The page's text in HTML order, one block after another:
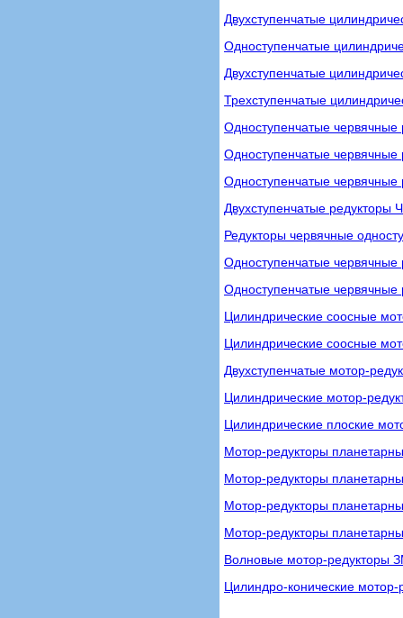
Двухступенчатые
Одноступенчатые
Двухступенчатые
Трехступенчатые
Одноступенчатые
Одноступенчатые
Одноступенчатые червячные
Двухступенчатые редукторы
Редукторы червячные
Одноступенчатые червячные
Одноступенчатые
Цилиндрические соосные
Цилиндрические соосные
Двухступенчатые мотор-
Цилиндрические мотор-
Цилиндрические плоские
Мотор-редукторы
Мотор-редукторы
Мотор-редукторы
Мотор-редукторы
Волновые мотор-редукторы
Цилиндро-конические мотор-